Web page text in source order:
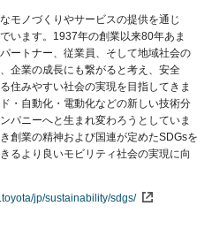
モノづくりやサービスの提供を通じ
います。1937年の創業以来80年あま
ートナー、従業員、そして地域社会の
企業の成長にも繋がると考え、安全
住みやすい社会の実現を目指してきま
・自動化・電動化などの新しい技術分
パニーへと生まれ変わろうとしていま
創業の精神および国連が定めたSDGsを
るより良いモビリティ社会の実現に向
jp/sustainability/sdgs/